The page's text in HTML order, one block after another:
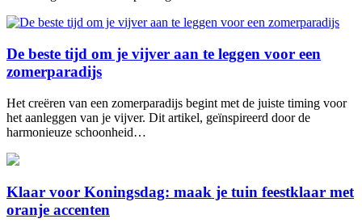
De beste tijd om je vijver aan te leggen voor een
zomerparadijs
Het creëren van een zomerparadijs begint met de juiste timing voor
het aanleggen van je vijver. Dit artikel, geïnspireerd door de
harmonieuze schoonheid…
Klaar voor Koningsdag: maak je tuin feestklaar met
oranje accenten